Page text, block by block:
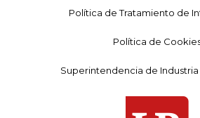
Política de Tratamiento de
Política de
Superintendencia de